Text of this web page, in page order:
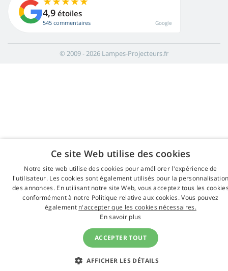
4,9 étoiles
545 commentaires Google
© 2009 - 2026 Lampes-Projecteurs.fr
Ce site Web utilise des cookies
Notre site web utilise des cookies pour améliorer l'expérience de
l'utilisateur. Les cookies sont également utilisés pour la
des annonces. En utilisant notre site Web, vous acceptez tous les
conformément à notre Politique relative aux cookies. Vous pouvez
également n'accepter que les cookies nécessaires.
En savoir plus
ACCEPTER TOUT
AFFICHER LES DÉTAILS